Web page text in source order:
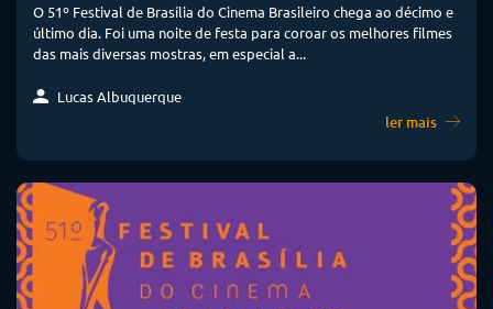
O 51º Festival de Brasília do Cinema Brasileiro chega ao décimo e
último dia. Foi uma noite de festa para coroar os melhores filmes
das mais diversas mostras, em especial a...
Lucas Albuquerque
ler mais